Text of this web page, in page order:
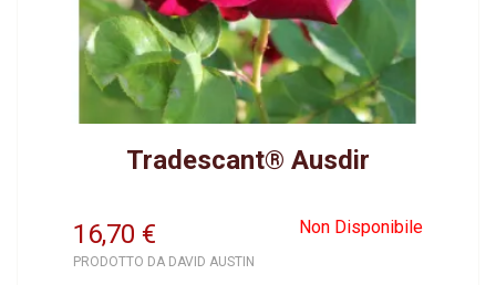
Tradescant® Ausdir
16,70 Non Disponibile
€
PRODOTTO DA DAVID AUSTIN